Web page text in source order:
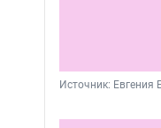
Источник: Евгения